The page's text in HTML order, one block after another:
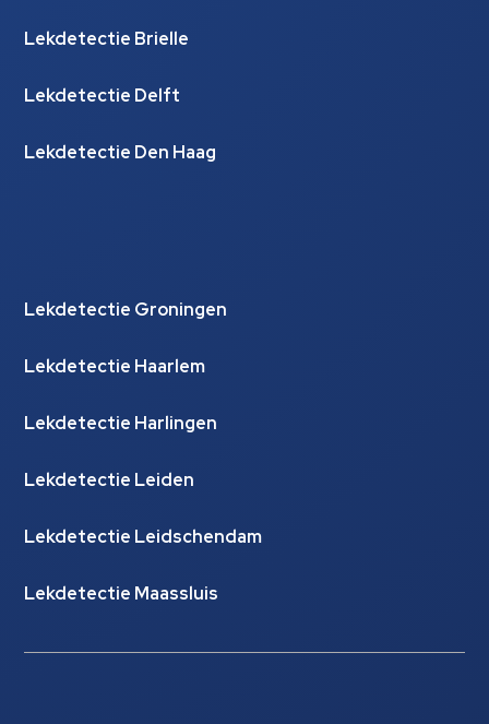
Lekdetectie Brielle
Lekdetectie Delft
Lekdetectie Den Haag
Lekdetectie Groningen
Lekdetectie Haarlem
Lekdetectie Harlingen
Lekdetectie Leiden
Lekdetectie Leidschendam
Lekdetectie Maassluis